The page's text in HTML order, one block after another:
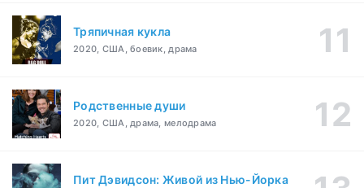
Тряпичная кукла
2020, США, боевик, драма
Родственные души
2020, США, драма, мелодрама
Пит Дэвидсон: Живой из Нью-Йорка